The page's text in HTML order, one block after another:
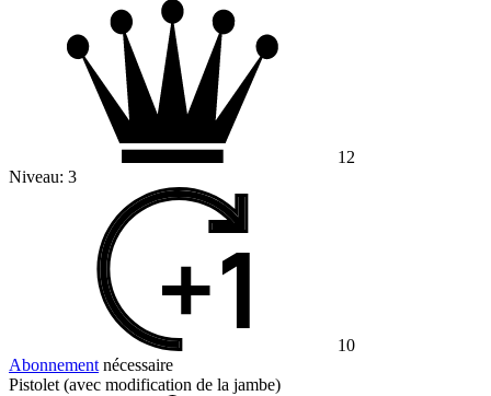
12
Niveau: 3
10
Abonnement nécessaire
Pistolet (avec modification de la jambe)